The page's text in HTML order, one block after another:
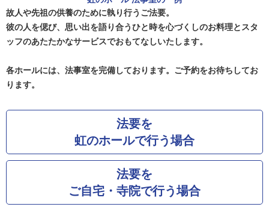
故人や先祖の供養のために執り行うご法要。
彼の人を偲び、思い出を語り合うひと時を心づくしのお料理とスタ
ッフのあたたかなサービスでおもてなしいたします。
各ホールには、法事室を完備しております。ご予約をお待ちしてお
ります。
法要を
虹のホールで行う場合
法要を
ご自宅・寺院で行う場合